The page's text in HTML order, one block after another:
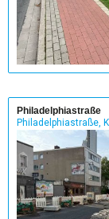
Philadelphiastraße
Philadelphiastraße,